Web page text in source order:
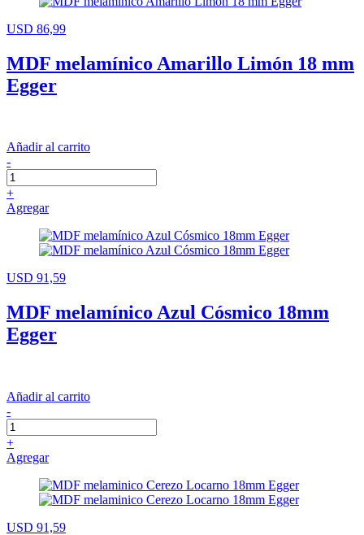
USD 86,99
MDF melamínico Amarillo Limón 18 mm
Egger
Añadir al carrito
-
+
Agregar
USD 91,59
MDF melamínico Azul Cósmico 18mm
Egger
Añadir al carrito
-
+
Agregar
USD 91,59